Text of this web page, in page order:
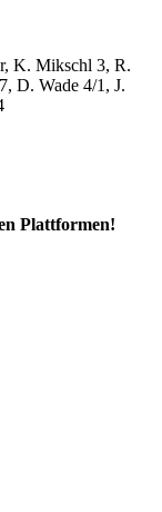
K. Mikschl 3, R.
D. Wade 4/1, J.
Plattformen!